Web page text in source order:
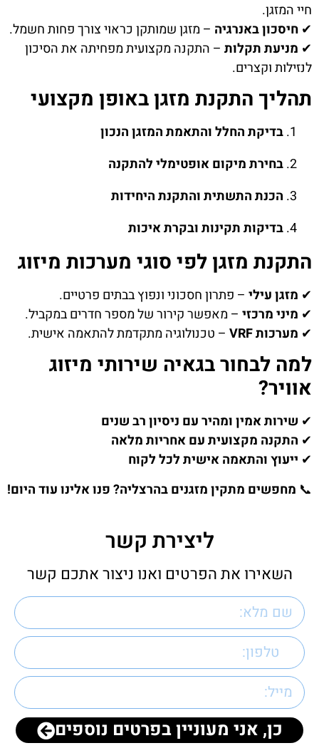
חיי המזגן.
✔ חיסכון באנרגיה – מזגן שמותקן כראוי צורך פחות חשמל.
✔ מניעת תקלות – התקנה מקצועית מפחיתה את הסיכון
לנזילות וקצרים.
תהליך התקנת מזגן באופן מקצועי
בדיקת החלל והתאמת המזגן הנכון
בחירת מיקום אופטימלי להתקנה
הכנת התשתית והתקנת היחידות
בדיקות תקינות ובקרת איכות
התקנת מזגן לפי סוגי מערכות מיזוג
✔ מזגן עילי – פתרון חסכוני ונפוץ בבתים פרטיים.
✔ מיני מרכזי – מאפשר קירור של מספר חדרים במקביל.
✔ מערכות VRF – טכנולוגיה מתקדמת להתאמה אישית.
למה לבחור בגאיה שירותי מיזוג
אוויר?
✔ שירות אמין ומהיר עם ניסיון רב שנים
✔ התקנה מקצועית עם אחריות מלאה
✔ ייעוץ והתאמה אישית לכל לקוח
📞 מחפשים מתקין מזגנים בהרצליה? פנו אלינו עוד היום!
ליצירת קשר
השאירו את הפרטים ואנו ניצור אתכם קשר
כן, אני מעוניין בפרטים נוספים